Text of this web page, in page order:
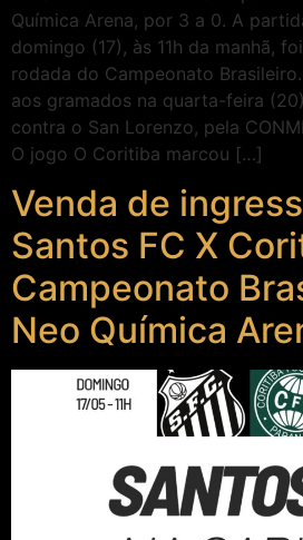
Química Arena, por 3 a 0. A
domingo (17), às 11h da manhã,
rodada do Campeonato
aos gramados na quarta-feira
contra o San Lorenzo, pela
O jogo O Coritiba marcou […]
Venda de
Santos FC X
Campeonato
Neo Química